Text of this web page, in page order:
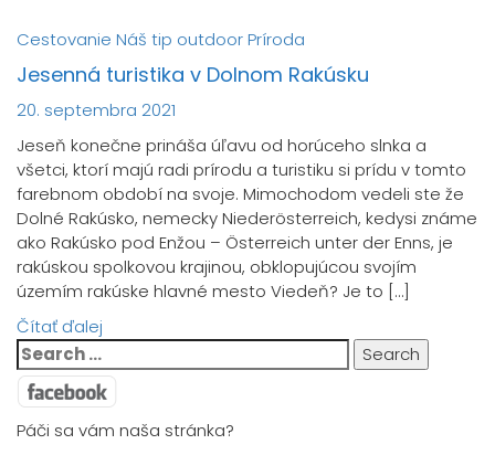
Cestovanie Náš tip outdoorPríroda
Jesenná turistika v Dolnom Rakúsku
20. septembra 2021
Jeseň konečne prináša úľavu od horúceho slnka a
všetci, ktorí majú radi prírodu a turistiku si prídu v tomto
farebnom období na svoje. Mimochodom vedeli ste že
Dolné Rakúsko, nemecky Niederösterreich, kedysi známe
ako Rakúsko pod Enžou – Österreich unter der Enns, je
rakúskou spolkovou krajinou, obklopujúcou svojím
územím rakúske hlavné mesto Viedeň? Je to […]
Čítať ďalej
Search
for:
Páči sa vám naša stránka?